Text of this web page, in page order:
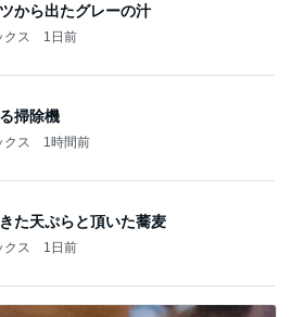
から出たグレーの汁
ス 1日前
掃除機
ス 1時間前
た天ぷらと頂いた蕎麦
ス 1日前